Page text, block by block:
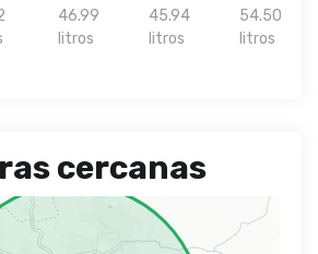
46.99
litros
45.94
litros
54.50
litros
cercanas